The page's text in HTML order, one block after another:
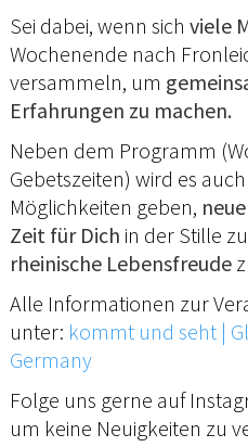
Sei dabei, wenn sich viele
Wochenende nach
versammeln, um
Erfahrungen zu machen.
Neben dem Programm
Gebetszeiten) wird es
Möglichkeiten geben,
Zeit für Dich in der Stille
rheinische Lebensfreude
Alle Informationen zur
unter: kommt und seht |
Germany
Folge uns gerne auf
um keine Neuigkeiten zu